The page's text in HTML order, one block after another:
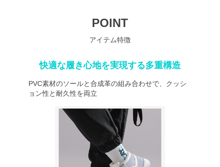
POINT
アイテム特徴
快適な履き心地を実現する多重構造
PVC素材のソールと合成革の組み合わせで、クッシ
ョン性と耐久性を両立